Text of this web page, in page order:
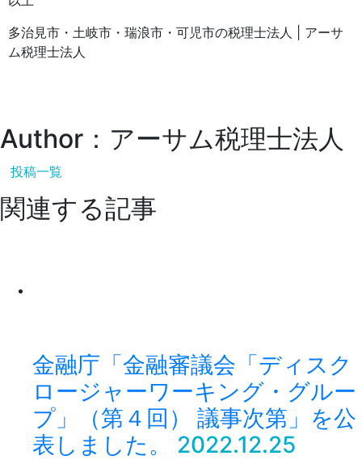
多治見市・土岐市・瑞浪市・可児市の税理士法人 | アーサ
ム税理士法人
Author：アーサム税理士法人
投稿一覧
関連する記事
金融庁「金融審議会「ディスク
ロージャーワーキング・グルー
プ」（第４回） 議事次第」を公
表しました。
2022.12.25